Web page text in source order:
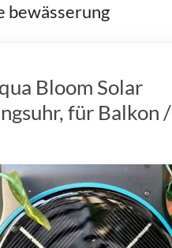
bewässerung
Bloom Solar
für Balkon /